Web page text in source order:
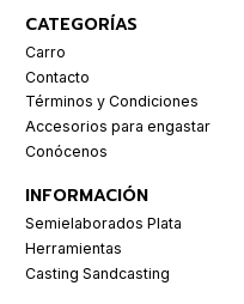
CATEGORÍAS
Carro
Contacto
Términos y Condiciones
Accesorios para engastar
Conócenos
INFORMACIÓN
Semielaborados Plata
Herramientas
Casting Sandcasting